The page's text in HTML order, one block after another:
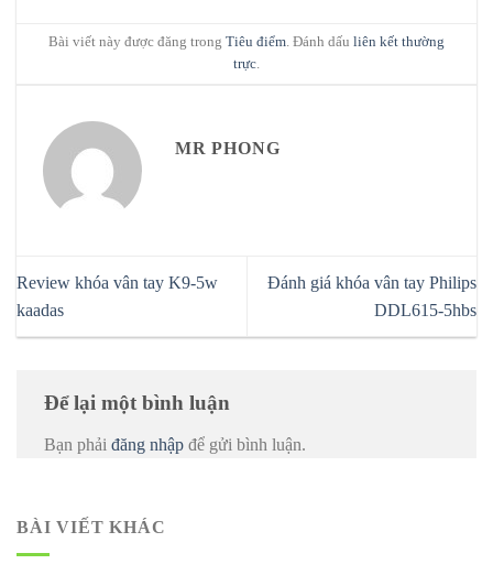
BÀI VIẾT KHÁC
Bài viết này được đăng trong Tiêu điểm. Đánh dấu liên kết thường
trực.
MR PHONG
Review khóa vân tay K9-5w
kaadas
Đánh giá khóa vân tay Philips
DDL615-5hbs
Để lại một bình luận
Bạn phải đăng nhập để gửi bình luận.